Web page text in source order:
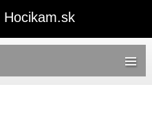
Hocikam.sk